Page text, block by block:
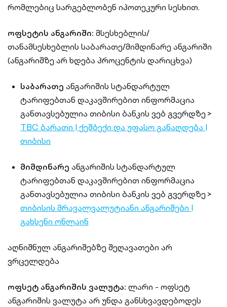
რომლებიც სარგებლობენ იპოთეკური სესხით.
ოფსეტის ანგარიში: მსესხებლის/
თანამსესხებლის საბარათე/მიმდინარე ანგარიში
(ანგარიშზე არ ხდება პროცენტის დარიცხვა)
საბარათე ანგარიშის სტანდარტულ
ტარიფებთან დაკავშირებით ინფორმაცია
განთავსებულია თიბისი ბანკის ვებ გვერდზე >
TBC ბარათი | ქეშბექი და უფასო განაღდება |
თიბისი
მიმდინარე ანგარიშის სტანდარტულ
ტარიფებთან დაკავშირებით ინფორმაცია
განთავსებულია თიბისი ბანკის ვებ გვერდზე >
თიბისის მრავალვალუტიანი ანგარიშები |
გახსენი ონლაინ
აღნიშნულ ანგარიშებზე შეღავათები არ
ვრცელდება
ოფსეტ ანგარიშის ვალუტა: ლარი - ოფსეტ
ანგარიშის ვალუტა არ უნდა განსხვავდებოდეს